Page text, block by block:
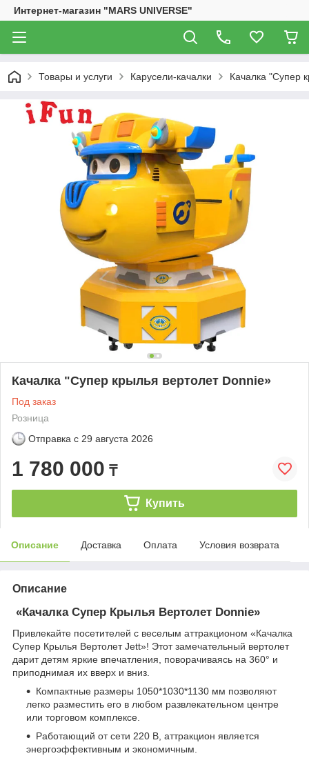
Интернет-магазин "MARS UNIVERSE"
Товары и услуги Карусели-качалки Качалка "Супер
Качалка "Супер крылья вертолет Donnie»
Под заказ
Розница
Отправка с 29 августа 2026
1 780 000 ₸
Купить
Описание Доставка Оплата Условия возврата
Описание
«Качалка Супер Крылья Вертолет Donnie»
Привлекайте посетителей с веселым аттракционом «Качалка
Супер Крылья Вертолет Jett»! Этот замечательный вертолет
дарит детям яркие впечатления, поворачиваясь на 360° и
приподнимая их вверх и вниз.
Компактные размеры 1050*1030*1130 мм позволяют
легко разместить его в любом развлекательном центре
или торговом комплексе.
Работающий от сети 220 В, аттракцион является
энергоэффективным и экономичным.